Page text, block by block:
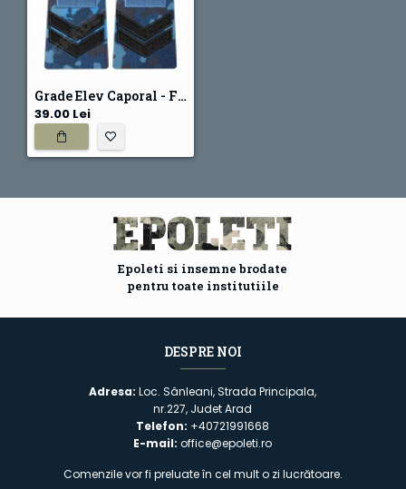
Grade Elev Caporal - Forte Navale combat (Colegii Militare)
39.00 Lei
Epoleti si insemne brodate
pentru toate institutiile
DESPRE NOI
Adresa:Loc. Sânleani, Strada Principala,
nr.227, Judet Arad
Telefon: +40721991668
E-mail: office@epoleti.ro
Comenzile vor fi preluate în cel mult o zi lucrătoare.